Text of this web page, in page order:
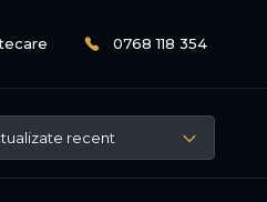
0768 118 354
recent